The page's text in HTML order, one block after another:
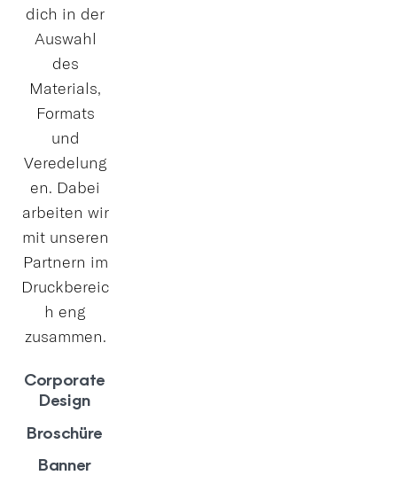
dich in der
Auswahl
des
Materials,
Formats
und
Veredelung
en. Dabei
arbeiten wir
mit unseren
Partnern im
Druckbereic
h eng
zusammen.
Corporate
Design
Broschüre
Banner